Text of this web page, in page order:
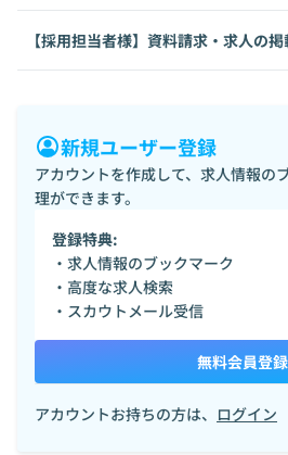
【採用担当者様】資料請求・求人の掲
新規ユーザー登録
アカウントを作成して、求人情報の
理ができます。
登録特典:
・求人情報のブックマーク
・高度な求人検索
・スカウトメール受信
無料会員登録
アカウントお持ちの方は、 ログイン